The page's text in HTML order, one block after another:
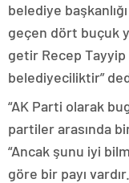
belediye
geçen dört buçuk
getir Recep Tayyip
belediyeciliktir”
“AK Parti olarak
partiler arasında
“Ancak şunu iyi
göre bir payı